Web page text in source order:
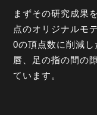
まずその研究成果
点のオリジナルモ
0の頂点数に削減し
唇、足の指の間の
ています。